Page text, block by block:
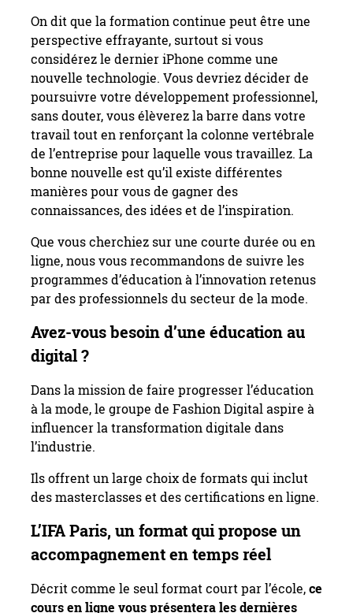
On dit que la formation continue peut être une
perspective effrayante, surtout si vous
considérez le dernier iPhone comme une
nouvelle technologie. Vous devriez décider de
poursuivre votre développement professionnel,
sans douter, vous élèverez la barre dans votre
travail tout en renforçant la colonne vertébrale
de l’entreprise pour laquelle vous travaillez. La
bonne nouvelle est qu’il existe différentes
manières pour vous de gagner des
connaissances, des idées et de l’inspiration.
Que vous cherchiez sur une courte durée ou en
ligne, nous vous recommandons de suivre les
programmes d’éducation à l’innovation retenus
par des professionnels du secteur de la mode.
Avez-vous besoin d’une éducation au
digital ?
Dans la mission de faire progresser l’éducation
à la mode, le groupe de Fashion Digital aspire à
influencer la transformation digitale dans
l’industrie.
Ils offrent un large choix de formats qui inclut
des masterclasses et des certifications en ligne.
L’IFA Paris, un format qui propose un
accompagnement en temps réel
Décrit comme le seul format court par l’école,ce
cours en ligne vous présentera les dernières